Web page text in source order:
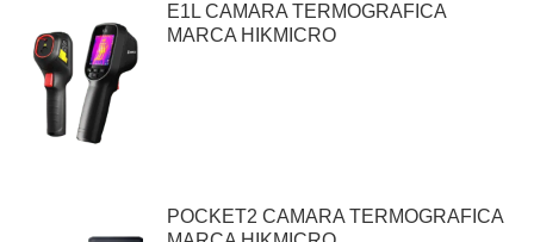
E1L CAMARA TERMOGRAFICA
MARCA HIKMICRO
POCKET2 CAMARA TERMOGRAFICA